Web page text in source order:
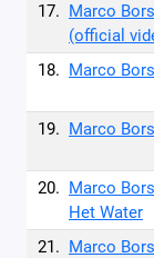
17. Marco
(official
18. Marco
19. Marco
20. Marco
Het Water
21. Marco